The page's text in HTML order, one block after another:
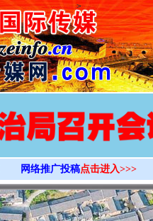
>
网络推广投稿点击进入>>>